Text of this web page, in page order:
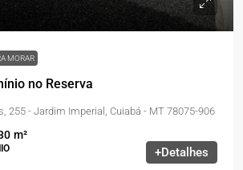
MORAR
no Reserva
255 - Jardim Imperial, Cuiabá - MT 78075-906
m²
+Detalhes